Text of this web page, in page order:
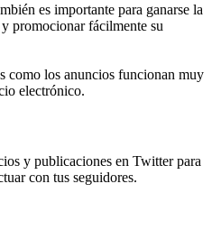
es importante para ganarse la
promocionar fácilmente su
como los anuncios funcionan muy
electrónico.
y publicaciones en Twitter para
con tus seguidores.